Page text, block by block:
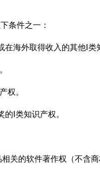
条件之一：
在海外取得收入的其他Ⅰ
权。
Ⅰ类知识产权。
关的软件著作权（不含